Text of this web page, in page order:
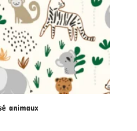
animaux